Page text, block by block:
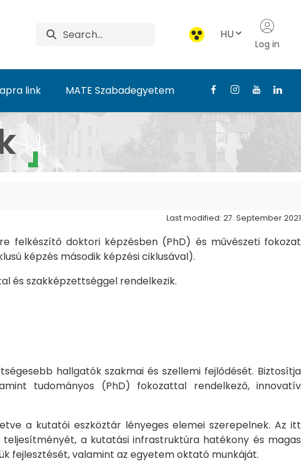
HU
Log in
link MATE Szabadegyetem
Last modified: 27. September 2021
felkészítő doktori képzésben (PhD) és művészeti fokozat
képzés második képzési ciklusával).
és szakképzettséggel rendelkezik.
hallgatók szakmai és szellemi fejlődését. Biztosítja
tudományos (PhD) fokozattal rendelkező, innovatív
a kutatói eszköztár lényeges elemei szerepelnek. Az itt
a kutatási infrastruktúra hatékony és magas
fejlesztését, valamint az egyetem oktató munkáját.